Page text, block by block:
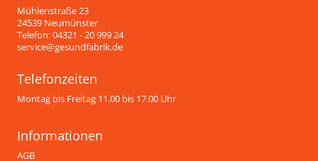
Mühlenstraße 23
24539 Neumünster
Telefon: 04321 - 20 999 24
service@gesundfabrik.de
Telefonzeiten
Montag bis Freitag 11.00 bis 17.00 Uhr
Informationen
AGB